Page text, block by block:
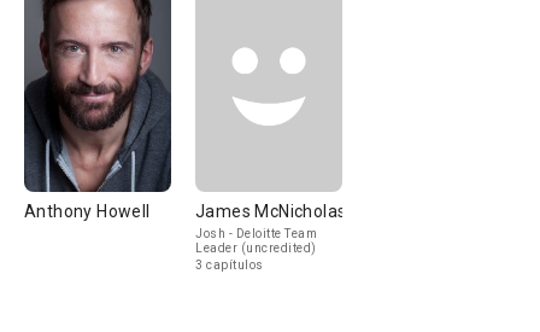
Anthony Howell James McNicholas
Josh - Deloitte Team
Leader (uncredited)
3 capítulos